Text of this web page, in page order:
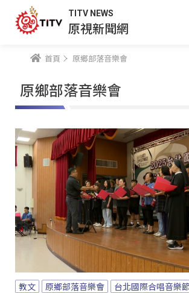
TITV NEWS
原視新聞網
首頁 原鄉部落音樂會
原鄉部落音樂會
教文 原鄉部落音樂會 台北國際合唱音樂